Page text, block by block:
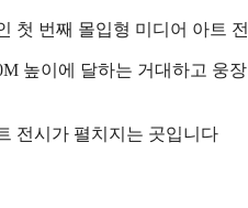
첫 번째 몰입형 미디어 아트
높이에 달하는 거대하고 웅
전시가 펼치지는 곳입니다